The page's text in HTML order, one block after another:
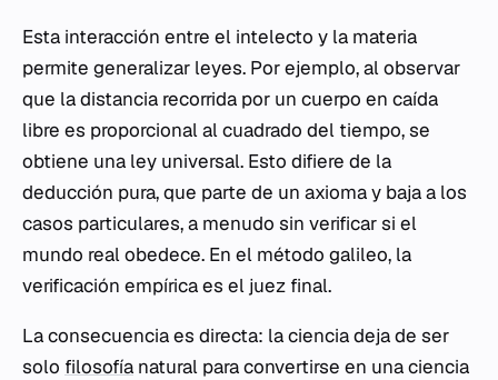
Esta interacción entre el intelecto y la materia
permite generalizar leyes. Por ejemplo, al observar
que la distancia recorrida por un cuerpo en caída
libre es proporcional al cuadrado del tiempo, se
obtiene una ley universal. Esto difiere de la
deducción pura, que parte de un axioma y baja a los
casos particulares, a menudo sin verificar si el
mundo real obedece. En el método galileo, la
verificación empírica es el juez final.
La consecuencia es directa: la ciencia deja de ser
solo filosofía natural para convertirse en una ciencia